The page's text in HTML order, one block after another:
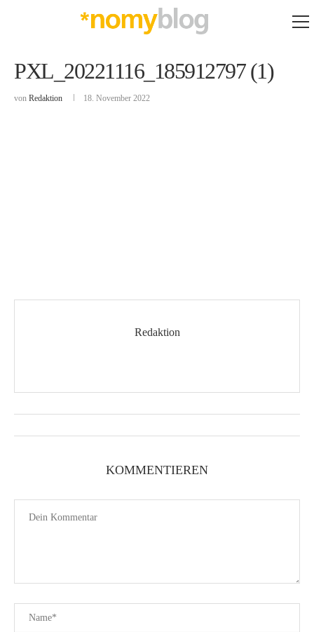
PXL_20221116_185912797 (1)
von Redaktion 18. November 2022
Redaktion
KOMMENTIEREN